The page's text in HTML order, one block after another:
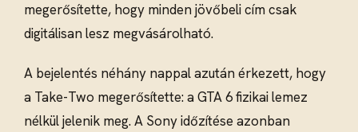
megerősítette, hogy minden jövőbeli cím csak
digitálisan lesz megvásárolható.
A bejelentés néhány nappal azután érkezett, hogy
a Take-Two megerősítette: a GTA 6 fizikai lemez
nélkül jelenik meg. A Sony időzítése azonban